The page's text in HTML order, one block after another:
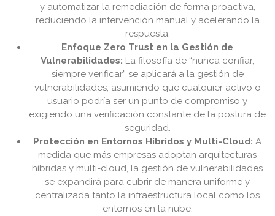
y automatizar la remediación de forma proactiva,
reduciendo la intervención manual y acelerando la
respuesta.
Enfoque Zero Trust en la Gestión de
Vulnerabilidades: La filosofía de “nunca confiar,
siempre verificar” se aplicará a la gestión de
vulnerabilidades, asumiendo que cualquier activo o
usuario podría ser un punto de compromiso y
exigiendo una verificación constante de la postura de
seguridad.
Protección en Entornos Híbridos y Multi-Cloud: A
medida que más empresas adoptan arquitecturas
híbridas y multi-cloud, la gestión de vulnerabilidades
se expandirá para cubrir de manera uniforme y
centralizada tanto la infraestructura local como los
entornos en la nube.